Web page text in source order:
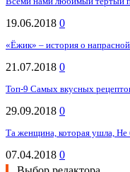
19.06.2018 0
«Ёжик» – история о
21.07.2018 0
Топ-9 Самых вкусных
29.09.2018 0
Та женщина, которая ушла, Не
07.04.2018 0